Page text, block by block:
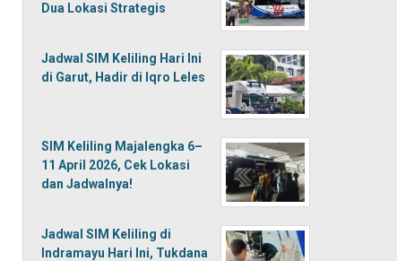
Dua Lokasi Strategis
Jadwal SIM Keliling Hari Ini
di Garut, Hadir di Iqro Leles
SIM Keliling Majalengka 6–
11 April 2026, Cek Lokasi
dan Jadwalnya!
Jadwal SIM Keliling di
Indramayu Hari Ini, Tukdana